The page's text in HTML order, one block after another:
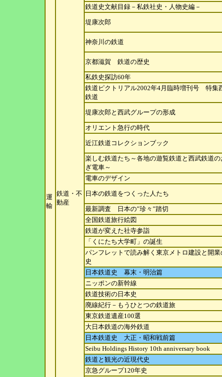
運
輸
鉄道・不
動産
鉄道史文献目録－私鉄社史・人物史編－
堤康次郎
神奈川の鉄道
京都滋賀 鉄道の歴史
私鉄史探訪60年
鉄道ピクトリアル2002年4月臨時増刊号 特集
鉄道
堤康次郎と西武グループの形成
オリエント急行の時代
近江鉄道コレクションブック
楽しむ鉄道たち～各地の遊覧鉄道と西武鉄道の
ぎ電車～
電車のデザイン
日本の鉄道をつくった人たち
最新調査 日本の”珍々”踏切
全国鉄道旅行絵図
鉄道が変えた社寺参詣
「くにたち大学町」の誕生
パンフレットで読み解く東京メトロ建設と開業
史
日本鉄道史 幕末・明治篇
ニッポンの新幹線
鉄道技術の日本史
廃線紀行－もうひとつの鉄道旅
東京鉄道遺産100選
大日本鉄道の海外鉄道
日本鉄道史 大正・昭和戦前篇
Seibu Holdings History 10th anniversary book
鉄道と観光の近現代史
京急グループ120年史